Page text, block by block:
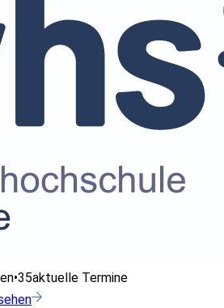
•35aktuelle Termine